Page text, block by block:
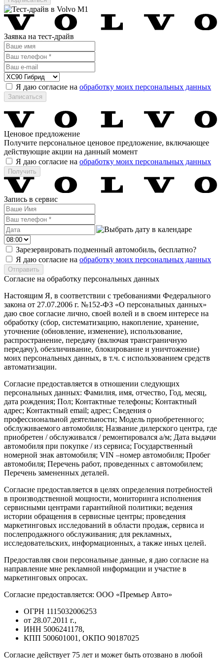
Заявка на тест-драйв
Я даю согласие на обработку моих персональных данных
Ценовое предложение
Получите персональное ценовое предложение, включающее
действующие акции на данный момент
Я даю согласие на обработку моих персональных данных
Запись в сервис
Зарезервировать подменный автомобиль, бесплатно?
Я даю согласие на обработку моих персональных данных
Согласие на обработку персональных данных
Настоящим Я, в соответствии с требованиями Федерального
закона от 27.07.2006 г. №152-ФЗ «О персональных данных»
даю свое согласие лично, своей волей и в своем интересе на
обработку (сбор, систематизацию, накопление, хранение,
уточнение (обновление, изменение), использование,
распространение, передачу (включая трансграничную
передачу), обезличивание, блокирование и уничтожение)
моих персональных данных, в т.ч. с использованием средств
автоматизации.
Согласие предоставляется в отношении следующих
персональных данных: Фамилия, имя, отчество, Год, месяц,
дата рождения; Пол; Контактные телефоны; Контактный
адрес; Контактный email; адрес; Сведения о
профессиональной деятельности; Модель приобретенного;
обслуживаемого автомобиля; Название дилерского центра, где
приобретен / обслуживался / ремонтировался а/м; Дата выдачи
автомобиля при покупке / из сервиса; Государственный
номерной знак автомобиля; VIN –номер автомобиля; Пробег
автомобиля; Перечень работ, проведенных с автомобилем;
Перечень замененных деталей.
Согласие предоставляется в целях определения потребностей
в производственной мощности, мониторинга исполнения
сервисными центрами гарантийной политики; ведения
истории обращения в сервисные центры; проведения
маркетинговых исследований в области продаж, сервиса и
послепродажного обслуживания; для рекламных,
исследовательских, информационных, а также иных целей.
Предоставляя свои персональные данные, я даю согласие на
направление мне рекламной информации и участие в
маркетинговых опросах.
Согласие предоставляется: ООО «Премьер Авто»
ОГРН 1115032006253
от 28.07.2011 г.,
ИНН 5006241178,
КПП 500601001, ОКПО 90187025
Согласие действует 75 лет и может быть отозвано в любой